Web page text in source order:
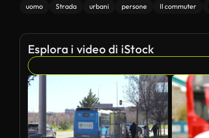
uomo Strada urbani persone Il commuter
Esplora i video di iStock